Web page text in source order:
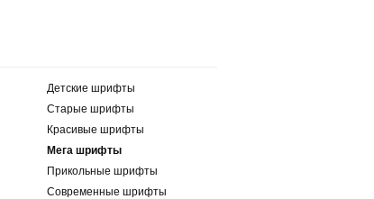
Детские шрифты
Старые шрифты
Красивые шрифты
Мега шрифты
Прикольные шрифты
Современные шрифты